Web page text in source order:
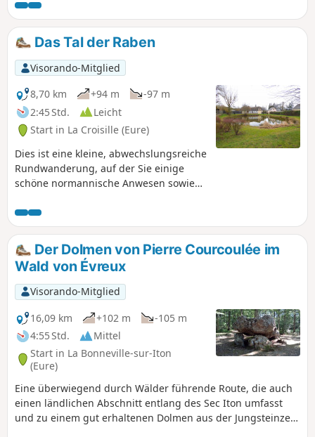
Das Tal der Raben
Visorando-Mitglied
8,70 km
+94 m
-97 m
2:45 Std.
Leicht
Start in La Croisille (Eure)
Dies ist eine kleine, abwechslungsreiche
Rundwanderung, auf der Sie einige
schöne normannische Anwesen sowie
Bergbauerngasthof aus dem 13.
Jahrhundert entdecken können. Die
Hälfte der Strecke verläuft auf Asphalt,
die andere Hälfte auf Wegen. Diese
Wanderung ist nicht sehr schwierig,
auch wenn der Anstieg zur D830 die
Waden der Wanderer auf eine harte
Probe stellt!
Der Dolmen von Pierre Courcoulée im
Wald von Évreux
Visorando-Mitglied
16,09 km
+102 m
-105 m
4:55 Std.
Mittel
Start in La Bonneville-sur-Iton
(Eure)
Eine überwiegend durch Wälder führende Route, die auch
einen ländlichen Abschnitt entlang des Sec Iton umfasst
und zu einem gut erhaltenen Dolmen aus der Jungsteinzeit